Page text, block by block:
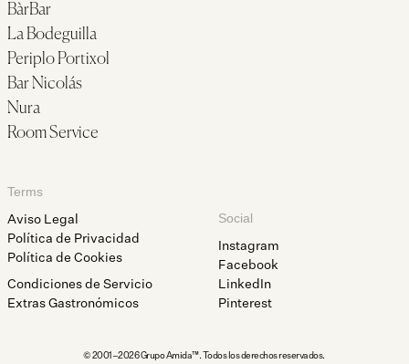
BàrBar
La Bodeguilla
Periplo Portixol
Bar Nicolás
Nura
Room Service
Social
Instagram
Facebook
LinkedIn
Pinterest
Terms
Aviso Legal
Política de Privacidad
Política de Cookies
Condiciones de Servicio
Extras Gastronómicos
© 2001–2026 Grupo Amida™. Todos los derechos reservados.